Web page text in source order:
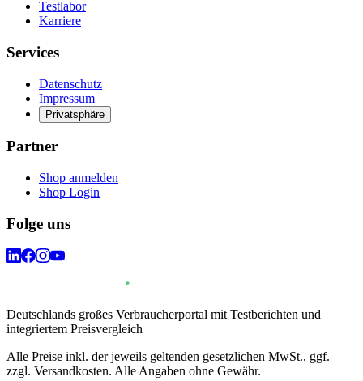
Testlabor
Karriere
Services
Datenschutz
Impressum
Privatsphäre
Partner
Shop anmelden
Shop Login
Folge uns
Deutschlands großes Verbraucherportal mit Testberichten und
integriertem Preisvergleich
Alle Preise inkl. der jeweils geltenden gesetzlichen MwSt., ggf.
zzgl. Versandkosten. Alle Angaben ohne Gewähr.